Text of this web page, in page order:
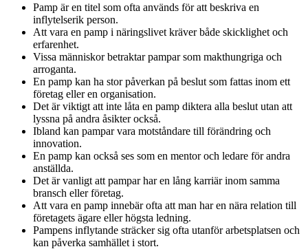
Pamp är en titel som ofta används för att beskriva en
inflytelserik person.
Att vara en pamp i näringslivet kräver både skicklighet och
erfarenhet.
Vissa människor betraktar pampar som makthungriga och
arroganta.
En pamp kan ha stor påverkan på beslut som fattas inom ett
företag eller en organisation.
Det är viktigt att inte låta en pamp diktera alla beslut utan att
lyssna på andra åsikter också.
Ibland kan pampar vara motståndare till förändring och
innovation.
En pamp kan också ses som en mentor och ledare för andra
anställda.
Det är vanligt att pampar har en lång karriär inom samma
bransch eller företag.
Att vara en pamp innebär ofta att man har en nära relation till
företagets ägare eller högsta ledning.
Pampens inflytande sträcker sig ofta utanför arbetsplatsen och
kan påverka samhället i stort.